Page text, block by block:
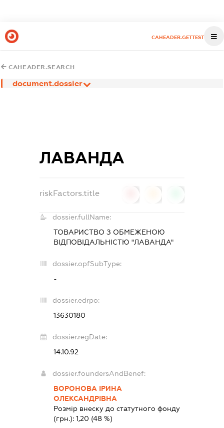
CAHEADER.GETTEST
CAHEADER.SEARCH
document.dossier
ЛАВАНДА
riskFactors.title
dossier.fullName:
ТОВАРИСТВО З ОБМЕЖЕНОЮ
ВІДПОВІДАЛЬНІСТЮ "ЛАВАНДА"
dossier.opfSubType:
-
dossier.edrpo:
13630180
dossier.regDate:
14.10.92
dossier.foundersAndBenef:
ВОРОНОВА ІРИНА
ОЛЕКСАНДРІВНА
Розмір внеску до статутного фонду
(грн.):1,20 (48 %)